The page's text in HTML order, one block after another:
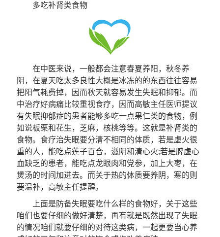
多吃补肾类食物
在中医来说，一般都会注意春夏养阳，秋冬养
阴，在夏天吃太多良性大概是冰冻的的东西往往容易
把阳气耗费掉，因而秋天就容易发生失眠和抑郁。而
中治疗好病痛比较重视食疗，因而高敏主任医师提议
有失眠抑郁症的患者能够多吃一点果仁类的食物，例
如说板栗和花生，芝麻，核桃等等。这就是补肾类的
食物。食疗治失眠要分清不相同的体质，若是虚火很
重的人，能吃点莲子百合，滋阴和清心火;若是脾虚心
血缺乏的患者，能吃点龙眼肉和党参，加上大枣，在
煲汤的时间加进去。而关于热的体质要养阴，寒的则
要温补，高敏主任提醒。
上面是防备失眠要吃什么样的食物好，关于这些
咱们也要仔细的做好清楚，再有就是既然出现了失眠
的情况咱们就要仔细的对待这类病，一起更要当心养